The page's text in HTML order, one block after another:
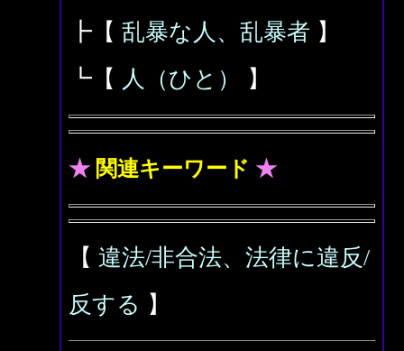
┣【 乱暴な人、乱暴者 】
┗【 人（ひと） 】
★ 関連キーワード ★
【 違法/非合法、法律に違反/
反する 】